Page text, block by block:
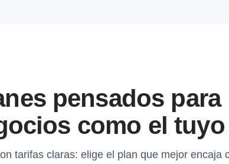
pensados para
como el tuyo
tarifas claras: elige el plan que mejor encaja